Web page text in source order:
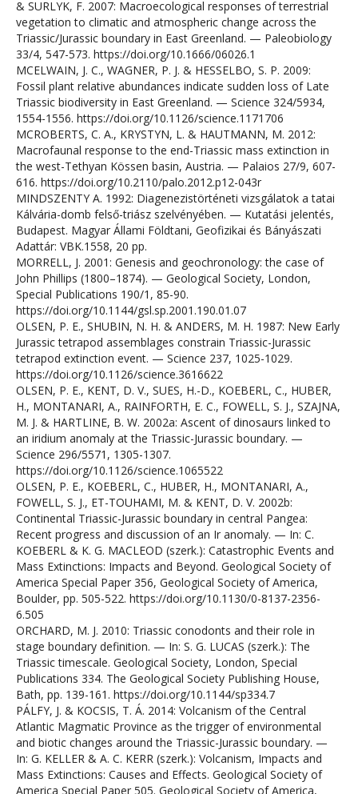
& SURLYK, F. 2007: Macroecological responses of terrestrial
vegetation to climatic and atmospheric change across the
Triassic/Jurassic boundary in East Greenland. — Paleobiology
33/4, 547-573. https://doi.org/10.1666/06026.1
MCELWAIN, J. C., WAGNER, P. J. & HESSELBO, S. P. 2009:
Fossil plant relative abundances indicate sudden loss of Late
Triassic biodiversity in East Greenland. — Science 324/5934,
1554-1556. https://doi.org/10.1126/science.1171706
MCROBERTS, C. A., KRYSTYN, L. & HAUTMANN, M. 2012:
Macrofaunal response to the end-Triassic mass extinction in
the west-Tethyan Kössen basin, Austria. — Palaios 27/9, 607-
616. https://doi.org/10.2110/palo.2012.p12-043r
MINDSZENTY A. 1992: Diagenezistörténeti vizsgálatok a tatai
Kálvária-domb felső-triász szelvényében. — Kutatási jelentés,
Budapest. Magyar Állami Földtani, Geofizikai és Bányászati
Adattár: VBK.1558, 20 pp.
MORRELL, J. 2001: Genesis and geochronology: the case of
John Phillips (1800–1874). — Geological Society, London,
Special Publications 190/1, 85-90.
https://doi.org/10.1144/gsl.sp.2001.190.01.07
OLSEN, P. E., SHUBIN, N. H. & ANDERS, M. H. 1987: New Early
Jurassic tetrapod assemblages constrain Triassic-Jurassic
tetrapod extinction event. — Science 237, 1025-1029.
https://doi.org/10.1126/science.3616622
OLSEN, P. E., KENT, D. V., SUES, H.-D., KOEBERL, C., HUBER,
H., MONTANARI, A., RAINFORTH, E. C., FOWELL, S. J., SZAJNA,
M. J. & HARTLINE, B. W. 2002a: Ascent of dinosaurs linked to
an iridium anomaly at the Triassic-Jurassic boundary. —
Science 296/5571, 1305-1307.
https://doi.org/10.1126/science.1065522
OLSEN, P. E., KOEBERL, C., HUBER, H., MONTANARI, A.,
FOWELL, S. J., ET-TOUHAMI, M. & KENT, D. V. 2002b:
Continental Triassic-Jurassic boundary in central Pangea:
Recent progress and discussion of an Ir anomaly. — In: C.
KOEBERL & K. G. MACLEOD (szerk.): Catastrophic Events and
Mass Extinctions: Impacts and Beyond. Geological Society of
America Special Paper 356, Geological Society of America,
Boulder, pp. 505-522. https://doi.org/10.1130/0-8137-2356-
6.505
ORCHARD, M. J. 2010: Triassic conodonts and their role in
stage boundary definition. — In: S. G. LUCAS (szerk.): The
Triassic timescale. Geological Society, London, Special
Publications 334. The Geological Society Publishing House,
Bath, pp. 139-161. https://doi.org/10.1144/sp334.7
PÁLFY, J. & KOCSIS, T. Á. 2014: Volcanism of the Central
Atlantic Magmatic Province as the trigger of environmental
and biotic changes around the Triassic-Jurassic boundary. —
In: G. KELLER & A. C. KERR (szerk.): Volcanism, Impacts and
Mass Extinctions: Causes and Effects. Geological Society of
America Special Paper 505. Geological Society of America,